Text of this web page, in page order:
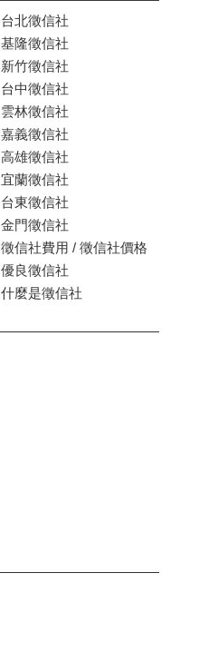
台北徵信社
基隆徵信社
新竹徵信社
台中徵信社
雲林徵信社
嘉義徵信社
高雄徵信社
宜蘭徵信社
台東徵信社
金門徵信社
徵信社費用 / 徵信社價格
優良徵信社
什麼是徵信社